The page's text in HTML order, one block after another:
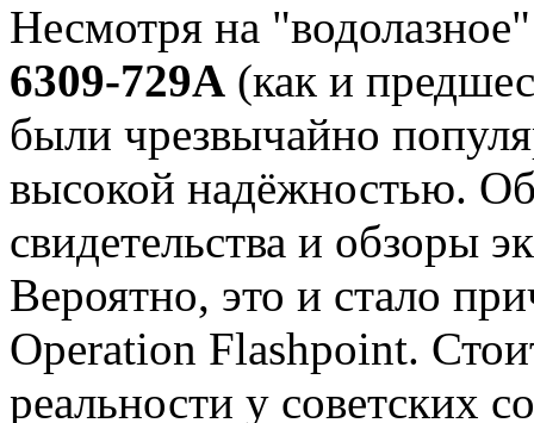
Несмотря на
6309-729A (как и
были чрезвычайно
высокой надёжностью.
свидетельства и обзоры
Вероятно, это и стало
Operation Flashpoint.
реальности у советских